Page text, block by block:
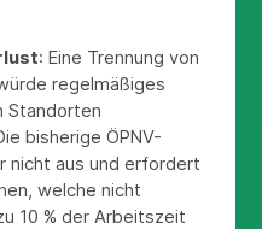
: Eine Trennung von
regelmäßiges
Standorten
bisherige ÖPNV-
nicht aus und erfordert
welche nicht
10 % der Arbeitszeit